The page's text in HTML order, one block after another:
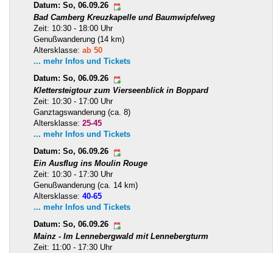
Datum: So, 06.09.26
Bad Camberg Kreuzkapelle und Baumwipfelweg
Zeit: 10:30 - 18:00 Uhr
Genußwanderung (14 km)
Altersklasse: ab 50
... mehr Infos und Tickets
Datum: So, 06.09.26
Klettersteigtour zum Vierseenblick in Boppard
Zeit: 10:30 - 17:00 Uhr
Ganztagswanderung (ca. 8)
Altersklasse: 25-45
... mehr Infos und Tickets
Datum: So, 06.09.26
Ein Ausflug ins Moulin Rouge
Zeit: 10:30 - 17:30 Uhr
Genußwanderung (ca. 14 km)
Altersklasse: 40-65
... mehr Infos und Tickets
Datum: So, 06.09.26
Mainz - Im Lennebergwald mit Lennebergturm
Zeit: 11:00 - 17:30 Uhr